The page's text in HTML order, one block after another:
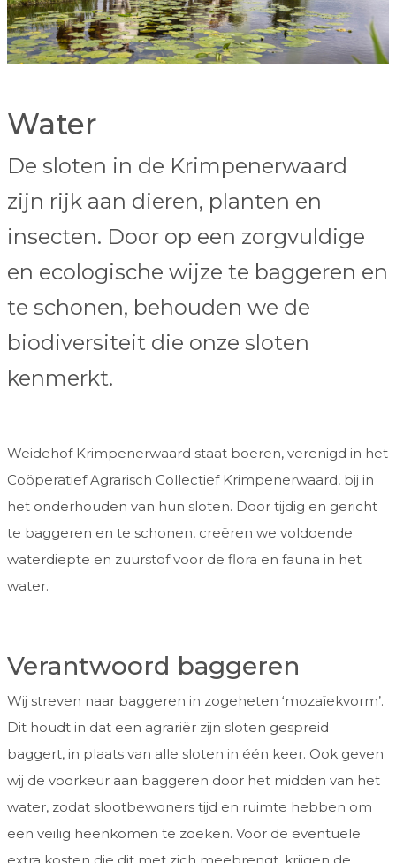
Water
De sloten in de Krimpenerwaard
zijn rijk aan dieren, planten en
insecten. Door op een zorgvuldige
en ecologische wijze te baggeren en
te schonen, behouden we de
biodiversiteit die onze sloten
kenmerkt.
Weidehof Krimpenerwaard staat boeren, verenigd in het
Coöperatief Agrarisch Collectief Krimpenerwaard, bij in
het onderhouden van hun sloten. Door tijdig en gericht
te baggeren en te schonen, creëren we voldoende
waterdiepte en zuurstof voor de flora en fauna in het
water.
Verantwoord baggeren
Wij streven naar baggeren in zogeheten ‘mozaïekvorm’.
Dit houdt in dat een agrariër zijn sloten gespreid
baggert, in plaats van alle sloten in één keer. Ook geven
wij de voorkeur aan baggeren door het midden van het
water, zodat slootbewoners tijd en ruimte hebben om
een veilig heenkomen te zoeken. Voor de eventuele